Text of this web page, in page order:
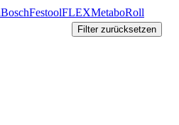
BoschFestoolFLEXMetaboRoll
Filter zurücksetzen